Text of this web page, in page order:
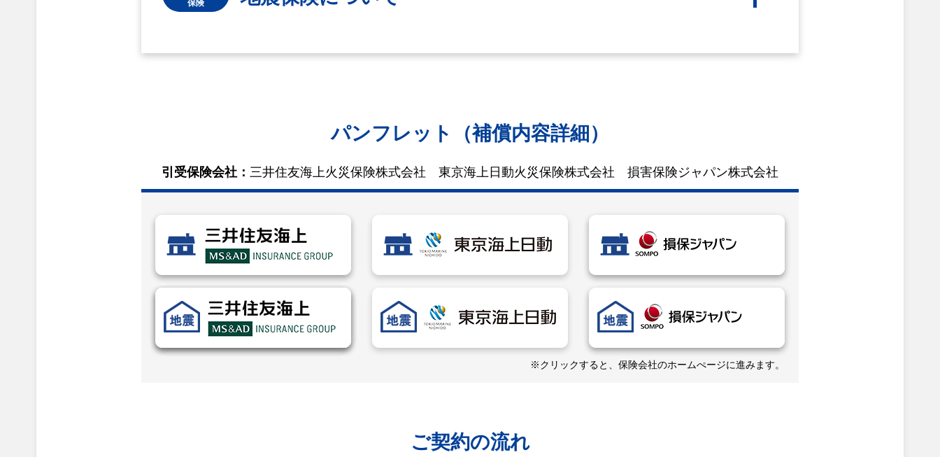
保険
パンフレット（補償内容詳細）
引受保険会社： 三井住友海上火災保険株式会社 東京海上日動火災保険株式会社 損害保険ジャパン株式会社
※クリックすると、保険会社のホームぺージに進みます。
ご契約の流れ